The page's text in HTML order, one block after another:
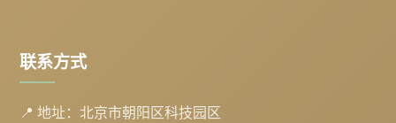
联系方式
📍 地址：北京市朝阳区科技园区